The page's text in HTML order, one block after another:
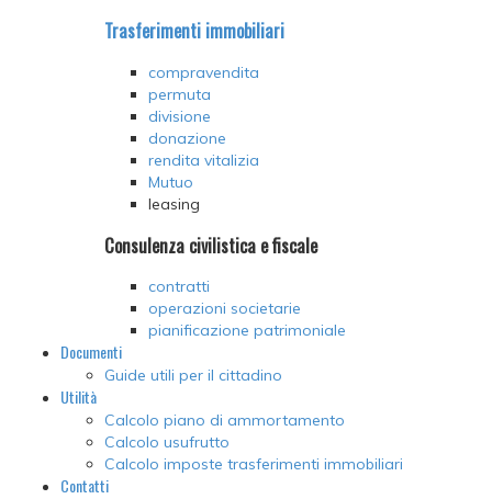
Trasferimenti immobiliari
compravendita
permuta
divisione
donazione
rendita vitalizia
Mutuo
leasing
Consulenza civilistica e fiscale
contratti
operazioni societarie
pianificazione patrimoniale
Documenti
Guide utili per il cittadino
Utilità
Calcolo piano di ammortamento
Calcolo usufrutto
Calcolo imposte trasferimenti immobiliari
Contatti